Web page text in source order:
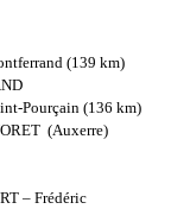
(139 km)
Pourçain (136 km)
(Auxerre)
– Frédéric